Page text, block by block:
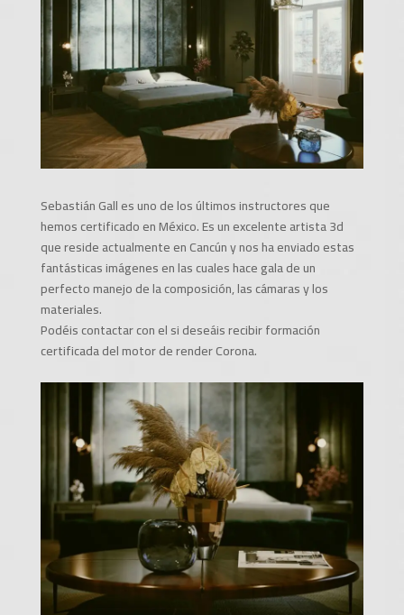
Sebastián Gall es uno de los últimos instructores que
hemos certificado en México. Es un excelente artista 3d
que reside actualmente en Cancún y nos ha enviado estas
fantásticas imágenes en las cuales hace gala de un
perfecto manejo de la composición, las cámaras y los
materiales.
Podéis contactar con el si deseáis recibir formación
certificada del motor de render Corona.